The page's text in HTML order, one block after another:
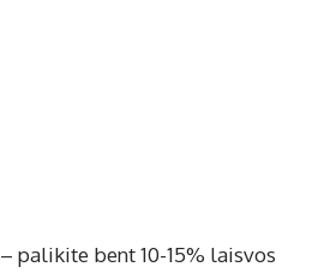
– palikite bent 10-15% laisvos